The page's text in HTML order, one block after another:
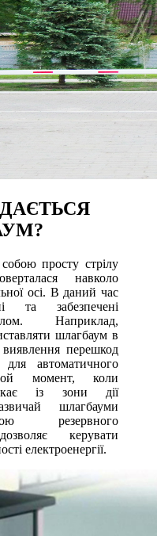
просту стрілу
навколо
осі. В даний час
та забезпечені
Наприклад,
шлагбаум в
перешкод
автоматичного
момент, коли
із зони дії
шлагбауми
резервного
керувати
електроенергії.